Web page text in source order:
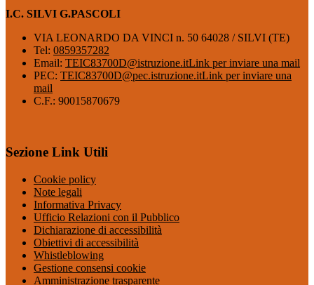
I.C. SILVI G.PASCOLI
VIA LEONARDO DA VINCI n. 50 64028 / SILVI (TE)
Tel: 0859357282
Email: TEIC83700D@istruzione.itLink per inviare una mail
PEC: TEIC83700D@pec.istruzione.itLink per inviare una
mail
C.F.: 90015870679
Sezione Link Utili
Cookie policy
Note legali
Informativa Privacy
Ufficio Relazioni con il Pubblico
Dichiarazione di accessibilità
Obiettivi di accessibilità
Whistleblowing
Gestione consensi cookie
Amministrazione trasparente